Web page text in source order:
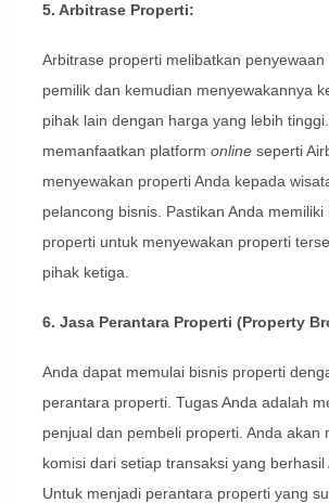
5. Arbitrase Properti:
Arbitrase properti melibatkan
pemilik dan kemudian menyewakannya
pihak lain dengan harga yang lebih
memanfaatkan platform onlineseperti
menyewakan properti Anda kepada
pelancong bisnis. Pastikan Anda
properti untuk menyewakan properti
pihak ketiga.
6. Jasa Perantara Properti (Property
Anda dapat memulai bisnis properti
perantara properti. Tugas Anda adalah
penjual dan pembeli properti. Anda akan
komisi dari setiap transaksi yang berhasil
Untuk menjadi perantara properti yang